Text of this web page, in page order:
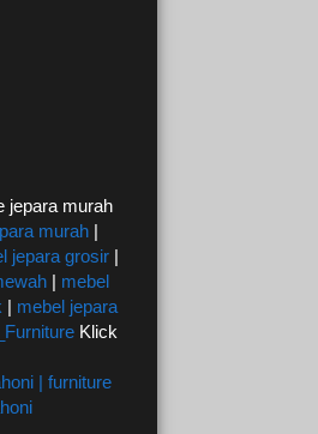
jepara murah
murah|
jepara grosir |
| mebel
| mebel jepara
Klick
| furniture